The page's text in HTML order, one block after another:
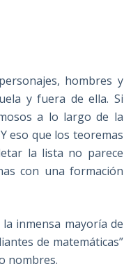
hombres y
y fuera de ella. Si
a lo largo de la
eso que los teoremas
la lista no parece
con una formación
inmensa mayoría de
de matemáticas”
nombres.